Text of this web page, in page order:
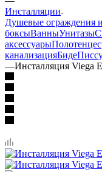
Инсталляции
Душевые ограждения
боксыВанныУнитазы
аксессуары
канализацияБиде
—Инсталляция Viega